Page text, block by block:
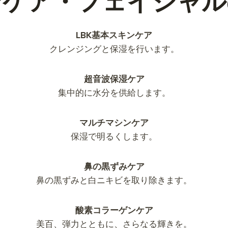
LBK基本スキンケア
クレンジングと保湿を行います。
超音波保湿ケア
集中的に水分を供給します。
マルチマシンケア
保湿で明るくします。
鼻の黒ずみケア
鼻の黒ずみと白ニキビを取り除きます。
酸素コラーゲンケア
美百、弾力とともに、さらなる輝きを。